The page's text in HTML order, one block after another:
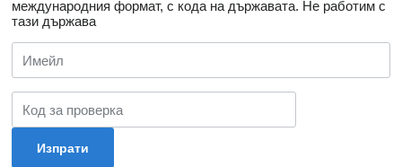
международния формат, с кода на държавата. Не работим с
тази държава